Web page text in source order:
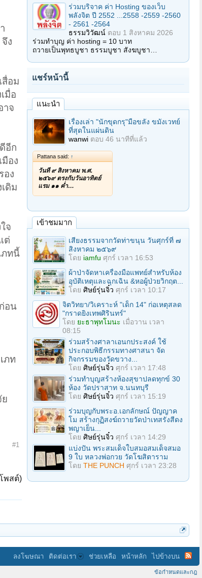
ง
สื่อม
มื่อ
าจ
อีก
อง
อง
ดิม
จ
ต่
ภทนี้
อน
ภท
#1
พสต์)
ร่วมบริจาค ค่า Hosting ของเว็บ
พลังจิต ปี 2552 ...2558 -2559 -2560
- 2561 -2564
ธรรมวิวัฒน์ ตอบ 1 สิงหาคม 2026
ร่วมทำบุญ ค่า hosting = 10 บาท
ถวายเป็นพุทธบูชา ธรรมบูชา สังฆบูชา…
แชร์หน้านี้
แนะนำ
เรื่องเล่า "นักขุดกรุ"มือขลัง ขมังเวทย์
ที่สุดในแผ่นดิน
wanwi ตอบ 46 นาทีที่แล้ว
Pattana said: ↑
วันที่ ๙ สิงหาคม พ.ศ.
๒๕๖๙ ตรงกับวันอาทิตย์
แรม ๑๑ ค่ำ…
เข้าชมมาก
เสียงธรรมจากวัดท่าขนุน วันศุกร์ที่ ๗
สิงหาคม ๒๕๖๙
โดย iamfu ศุกร์ เวลา 16:53
ผ้าป่าจัดหาเครื่องมือแพทย์สำหรับห้อง
อุบัติเหตุและฉุกเฉิน &หอผู้ป่วยวิกฤต...
โดย ศิษย์รุ่นจิ๋ว ศุกร์ เวลา 10:17
จิตวิทยา/วิเคราะห์ "เด็ก 14" ก่อเหตุสลด
"กราดยิงเทพศิรินทร์"
โดย ยะธาพุทโมนะ เมื่อวาน เวลา
08:15
ร่วมสร้างศาลาเอนกประสงค์ ใช้
ประกอบพิธีกรรมทางศาสนา จัด
กิจกรรมของวัดขวาง...
โดย ศิษย์รุ่นจิ๋ว ศุกร์ เวลา 17:48
ร่วมทําบุญสร้างห้องสุขาปลดทุกข์ 30
ห้อง วัดปราสาท จ.นนทบุรี
โดย ศิษย์รุ่นจิ๋ว ศุกร์ เวลา 15:19
ร่วมบุญกับพระอ.เอกลักษณ์ ปัญญาค
โม สร้างกุฏิสงฆ์ถวายวัดป่าเทสรังสีดง
พญาเย็น...
โดย ศิษย์รุ่นจิ๋ว ศุกร์ เวลา 14:29
แบ่งปัน พระสมเด็จใบสมอสมเด็จสมอ
9 ใบ หลวงพ่อกวย วัดโฆสิตาราม
โดย THE PUNCH ศุกร์ เวลา 23:28
ลงโฆษณา ติดต่อเรา ช่วยเหลือ หน้าหลัก ไปข้างบน
ข้อกำหนดและกฎ